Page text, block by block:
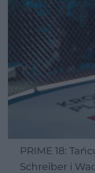
PRIME 18:
Schreiber i